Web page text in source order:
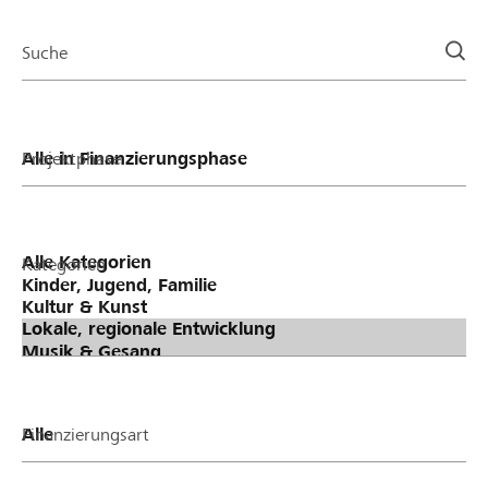
Suche
Projektphase
Kategorien
Finanzierungsart